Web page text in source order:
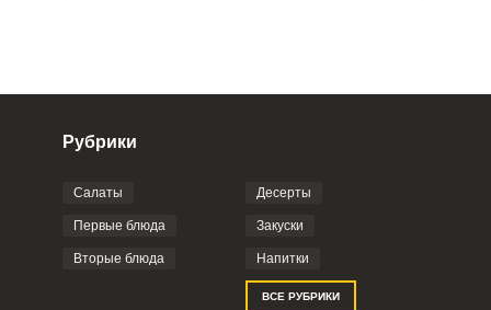
Фото до 4 шт, до 5 mb
Отправляя эту форму, вы соглашаетесь с
Политикой
Рубрики
Салаты
Первые блюда
Вторые блюда
Десерты
Закуски
Напитки
ВСЕ РУБРИКИ